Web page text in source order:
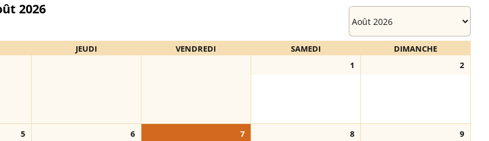
2026
JEUDI VENDREDI SAMEDI
DIMANCHE
1 2
5 6 7 8 9